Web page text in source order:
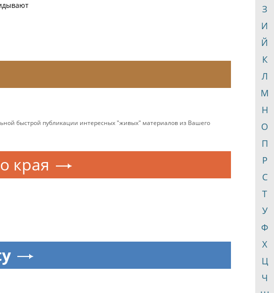
З
И
Й
К
Л
М
Н
О
П
Р
С
Т
У
Ф
Х
Ц
Ч
быстрой публикации интересных "живых" материалов из Вашего
края